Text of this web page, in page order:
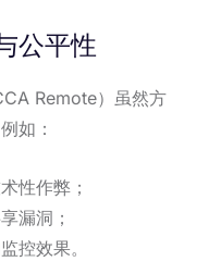
公平性
Remote）虽然方
如：
性作弊；
漏洞；
控效果。